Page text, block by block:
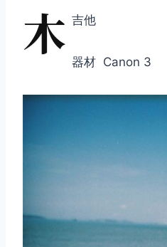
木 吉他
器材 Canon 3